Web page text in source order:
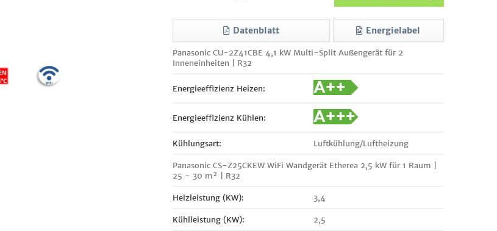
Datenblatt Energielabel
Panasonic CU-2Z41CBE 4,1 kW Multi-Split Außengerät für 2
Inneneinheiten | R32
Energieeffizienz Heizen:
Energieeffizienz Kühlen:
Kühlungsart: Luftkühlung/Luftheizung
Panasonic CS-Z25CKEW WiFi Wandgerät Etherea 2,5 kW für 1 Raum |
25 - 30 m² | R32
Heizleistung (KW): 3,4
Kühlleistung (KW): 2,5